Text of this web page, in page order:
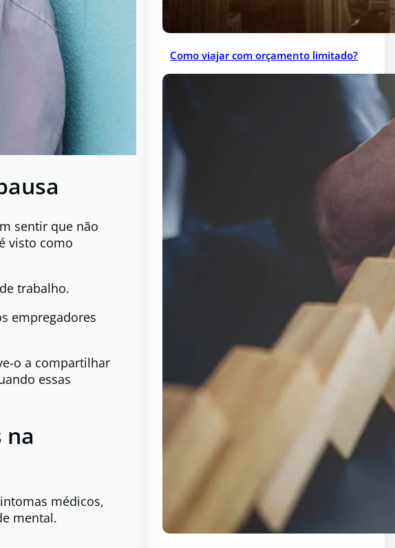
sentir que não
visto como
trabalho.
empregadores
o a compartilhar
essas
na
médicos,
mental.
Como viajar com orçamento limitado?